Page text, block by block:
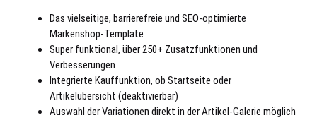
Das vielseitige, barrierefreie und SEO-optimierte
Markenshop-Template
Super funktional, über 250+ Zusatzfunktionen und
Verbesserungen
Integrierte Kauffunktion, ob Startseite oder
Artikelübersicht (deaktivierbar)
Auswahl der Variationen direkt in der Artikel-Galerie möglich